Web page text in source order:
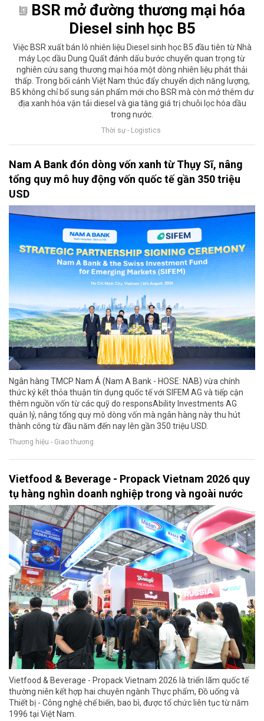
BSR mở đường thương mại hóa
Diesel sinh học B5
Việc BSR xuất bán lô nhiên liệu Diesel sinh học B5 đầu tiên từ Nhà
máy Lọc dầu Dung Quất đánh dấu bước chuyển quan trọng từ
nghiên cứu sang thương mại hóa một dòng nhiên liệu phát thải
thấp. Trong bối cảnh Việt Nam thúc đẩy chuyển dịch năng lượng,
B5 không chỉ bổ sung sản phẩm mới cho BSR mà còn mở thêm dư
địa xanh hóa vận tải diesel và gia tăng giá trị chuỗi lọc hóa dầu
trong nước.
Thời sự - Logistics
Nam A Bank đón dòng vốn xanh từ Thụy Sĩ, nâng
tổng quy mô huy động vốn quốc tế gần 350 triệu
USD
Ngân hàng TMCP Nam Á (Nam A Bank - HOSE: NAB) vừa chính
thức ký kết thỏa thuận tín dụng quốc tế với SIFEM AG và tiếp cận
thêm nguồn vốn từ các quỹ do responsAbility Investments AG
quản lý, nâng tổng quy mô dòng vốn mà ngân hàng này thu hút
thành công từ đầu năm đến nay lên gần 350 triệu USD.
Thương hiệu - Giao thương
Vietfood & Beverage - Propack Vietnam 2026 quy
tụ hàng nghìn doanh nghiệp trong và ngoài nước
Vietfood & Beverage - Propack Vietnam 2026 là triển lãm quốc tế
thường niên kết hợp hai chuyên ngành Thực phẩm, Đồ uống và
Thiết bị - Công nghệ chế biến, bao bì, được tổ chức liên tục từ năm
1996 tại Việt Nam.